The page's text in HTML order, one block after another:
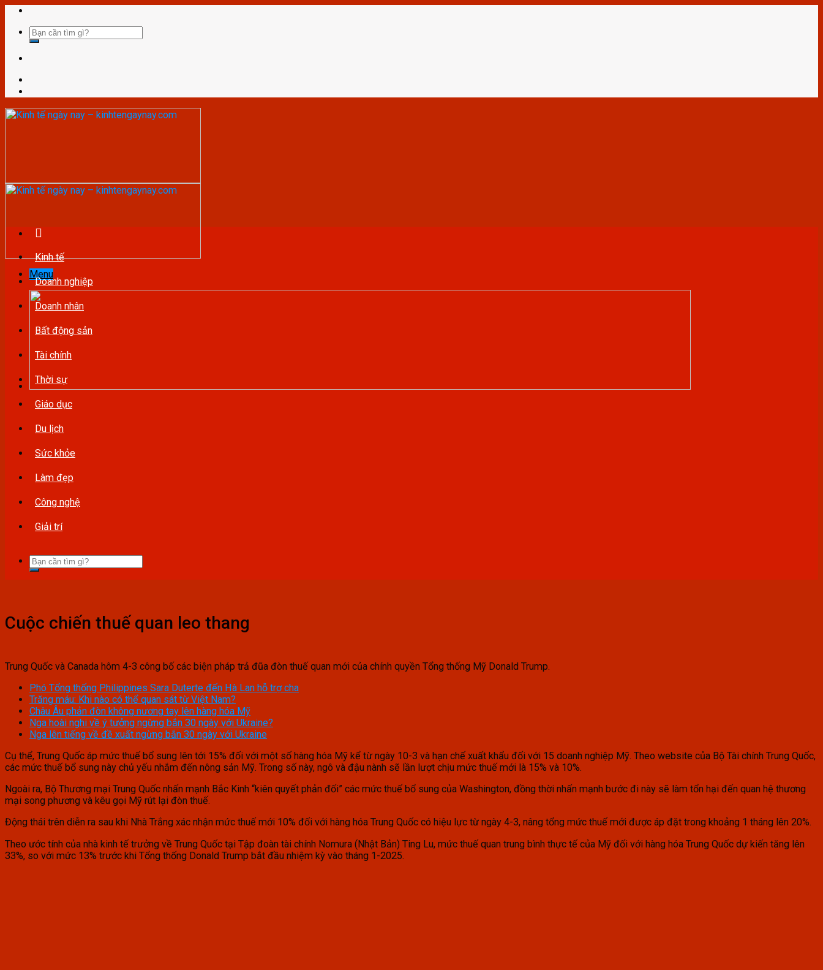
Skip
content
Menu
Kinh tế
Doanh nghiệp
Doanh nhân
Bất động sản
Tài chính
Thời sự
Giáo dục
Du lịch
Sức khỏe
Làm đẹp
Công nghệ
Giải trí
Cuộc chiến thuế quan leo thang
Trung Quốc và Canada hôm 4-3 công bố các biện pháp trả đũa đòn thuế quan mới của chính quyền Tổng thống Mỹ Donald Trump.
Phó Tổng thống Philippines Sara Duterte đến Hà Lan hỗ trợ cha
Trăng máu: Khi nào có thể quan sát từ Việt Nam?
Châu Âu phản đòn không nương tay lên hàng hóa Mỹ
Nga hoài nghi về ý tưởng ngừng bắn 30 ngày với Ukraine?
Nga lên tiếng về đề xuất ngừng bắn 30 ngày với Ukraine
Cụ thể, Trung Quốc áp mức thuế bổ sung lên tới 15% đối với một số hàng hóa Mỹ kể từ ngày 10-3 và hạn chế xuất khẩu đối với 15 doanh nghiệp Mỹ. Theo website của Bộ Tài chính Trung Quốc,
các mức thuế bổ sung này chủ yếu nhắm đến nông sản Mỹ. Trong số này, ngô và đậu nành sẽ lần lượt chịu mức thuế mới là 15% và 10%.
Ngoài ra, Bộ Thương mại Trung Quốc nhấn mạnh Bắc Kinh “kiên quyết phản đối” các mức thuế bổ sung của Washington, đồng thời nhấn mạnh bước đi này sẽ làm tổn hại đến quan hệ thương
mại song phương và kêu gọi Mỹ rút lại đòn thuế.
Động thái trên diễn ra sau khi Nhà Trắng xác nhận mức thuế mới 10% đối với hàng hóa Trung Quốc có hiệu lực từ ngày 4-3, nâng tổng mức thuế mới được áp đặt trong khoảng 1 tháng lên 20%.
Theo ước tính của nhà kinh tế trưởng về Trung Quốc tại Tập đoàn tài chính Nomura (Nhật Bản) Ting Lu, mức thuế quan trung bình thực tế của Mỹ đối với hàng hóa Trung Quốc dự kiến tăng lên
33%, so với mức 13% trước khi Tổng thống Donald Trump bắt đầu nhiệm kỳ vào tháng 1-2025.